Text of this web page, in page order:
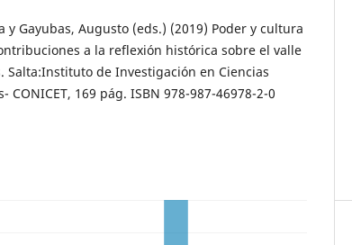
y Gayubas, Augusto (eds.) (2019) Poder y cultura
a la reflexión histórica sobre el valle
Salta:Instituto de Investigación en Ciencias
CONICET, 169 pág. ISBN 978-987-46978-2-0